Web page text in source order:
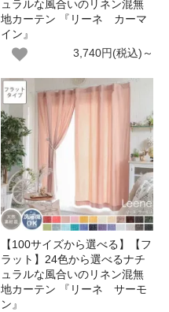
ュラルな風合いのリネン混無
地カーテン 『リーネ カーマ
イン』
3,740円(税込)～
【100サイズから選べる】【フ
ラット】24色から選べるナチ
ュラルな風合いのリネン混無
地カーテン 『リーネ サーモ
ン』